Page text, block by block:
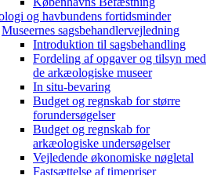
og havbundens fortidsminder
Museernes sagsbehandlervejledning
Introduktion til sagsbehandling
Fordeling af opgaver og tilsyn med
de arkæologiske museer
In situ-bevaring
Budget og regnskab for større
forundersøgelser
Budget og regnskab for
arkæologiske undersøgelser
Vejledende økonomiske nøgletal
Fastsættelse af timepriser